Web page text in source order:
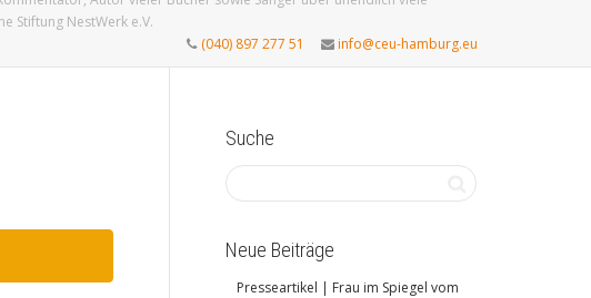
Stiftung NestWerk e.V.
(040) 897 277 51
info@ceu-hamburg.eu
Suche
Neue Beiträge
Presseartikel | Frau im Spiegel vom